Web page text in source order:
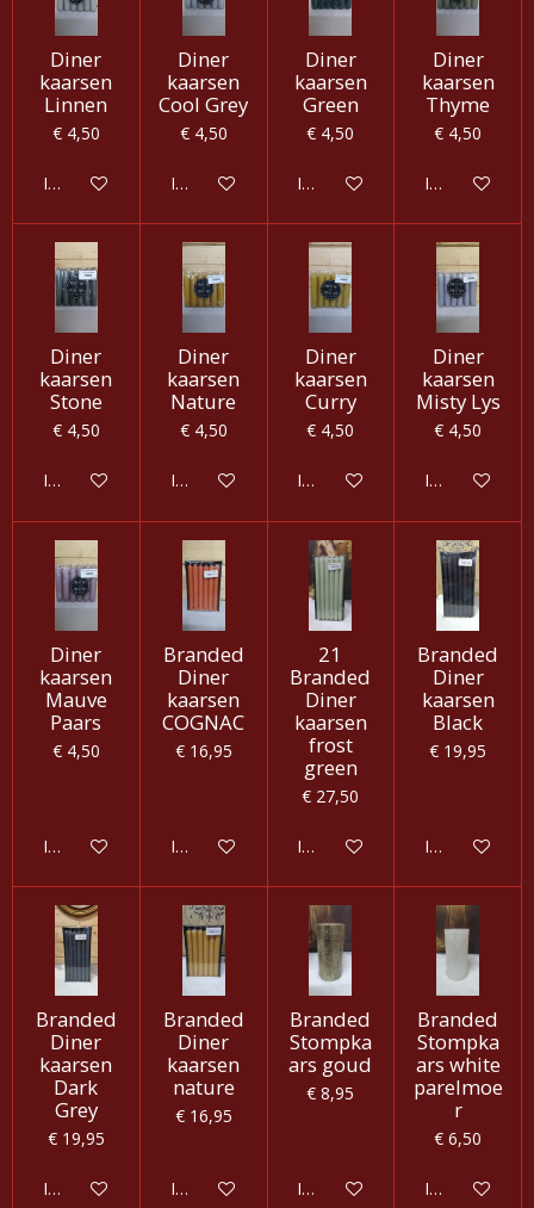
Diner
kaarsen
Linnen
€ 4,50
In winkelwagen
Diner
kaarsen
Cool Grey
€ 4,50
In winkelwagen
Diner
kaarsen
Green
€ 4,50
In winkelwagen
Diner
kaarsen
Thyme
€ 4,50
In
Diner
kaarsen
Stone
€ 4,50
In winkelwagen
Diner
kaarsen
Nature
€ 4,50
In winkelwagen
Diner
kaarsen
Curry
€ 4,50
In winkelwagen
Diner
kaarsen
Misty Lys
€ 4,50
In
Diner
kaarsen
Mauve
Paars
€ 4,50
In winkelwagen
Branded
Diner
kaarsen
COGNAC
€ 16,95
In winkelwagen
21
Branded
Diner
kaarsen
frost
green
€ 27,50
In winkelwagen
Branded
Diner
kaarsen
Black
€ 19,95
In
Branded
Diner
kaarsen
Dark
Grey
€ 19,95
In winkelwagen
Branded
Diner
kaarsen
nature
€ 16,95
In winkelwagen
Branded
Stompka
ars goud
€ 8,95
In winkelwagen
Branded
Stompka
ars white
parelmoe
r
€ 6,50
In